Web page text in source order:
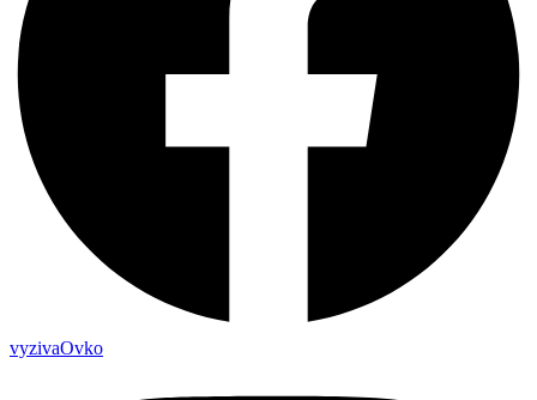
vyzivaOvko